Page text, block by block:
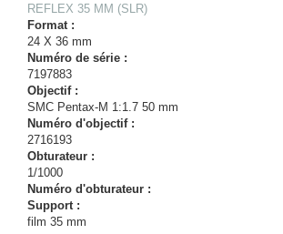
REFLEX 35 MM (SLR)
Format :
24 X 36 mm
Numéro de série :
7197883
Objectif :
SMC Pentax-M 1:1.7 50 mm
Numéro d'objectif :
2716193
Obturateur :
1/1000
Numéro d'obturateur :
Support :
film 35 mm